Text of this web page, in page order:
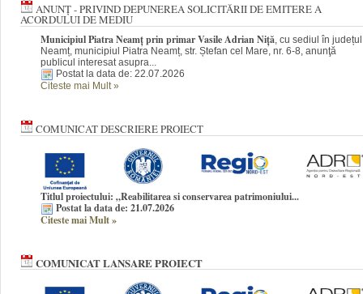
ANUNȚ - PRIVIND DEPUNEREA SOLICITĂRII DE EMITERE A
ACORDULUI DE MEDIU
Municipiul Piatra Neamț prin primar Vasile Adrian Niță , cu sediul în județul
Neamț, municipiul Piatra Neamț, str. Ștefan cel Mare, nr. 6-8, anunţă
publicul interesat asupra...
Postat la data de: 22.07.2026
Citeste mai Mult »
COMUNICAT DESCRIERE PROIECT
Titlul proiectului: „Reabilitarea si conservarea patrimoniului...
Postat la data de: 21.07.2026
Citeste mai Mult»
COMUNICAT LANSARE PROIECT